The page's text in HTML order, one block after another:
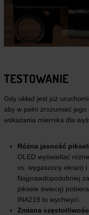
TESTOWANIE
Gdy układ jest już
aby w pełni zrozumieć
wskazania miernika dla
Różna jasność
OLED wyświetlać
vs. wygaszony ekran)
Najprawdopodobniej
piksele świecą)
INA219 to wychwyci.
Zmiana